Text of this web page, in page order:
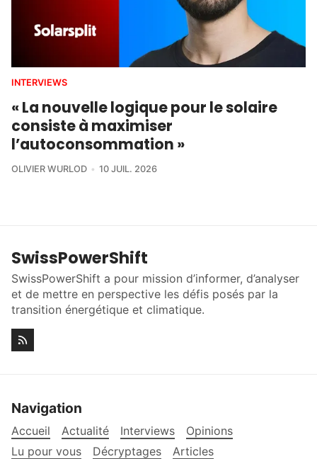
INTERVIEWS
« La nouvelle logique pour le solaire
consiste à maximiser
l’autoconsommation »
OLIVIER WURLOD 10 JUIL. 2026
SwissPowerShift
SwissPowerShift a pour mission d’informer, d’analyser
et de mettre en perspective les défis posés par la
transition énergétique et climatique.
Navigation
Accueil Actualité Interviews
Opinions
Lu pour vous
Décryptages Articles